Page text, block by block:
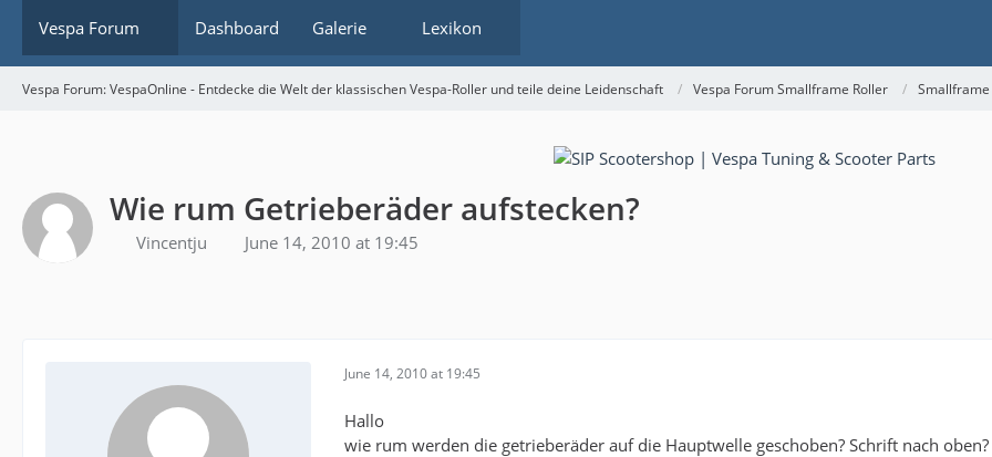
Vespa Forum Dashboard Galerie Lexikon
Vespa Forum: VespaOnline - Entdecke die Welt der klassischen Vespa-Roller und teile deine Leidenschaft Vespa Forum Smallframe Roller
Wie rum Getrieberäder aufstecken?
Vincentju June 14, 2010 at 19:45
June 14, 2010 at 19:45
Hallo
wie rum werden die getrieberäder auf die Hauptwelle geschoben? Schrift nach oben?